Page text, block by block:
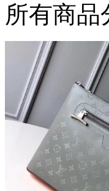
所有商品